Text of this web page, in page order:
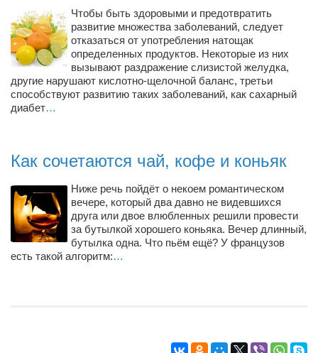
Режиссёры
Художники
Надія Белокур
Анна Гидора
Сергей Степанов
Анна Черненко
Марина Фенота
Фестиваль. Конкурс «Колибри» 2017
Чтобы быть здоровыми и предотвратить
развитие множества заболеваний, следует
отказаться от употребления натощак
определенных продуктов. Некоторые из них
вызывают раздражение слизистой желудка,
другие нарушают кислотно-щелочной баланс, третьи
способствуют развитию таких заболеваний, как сахарный
диабет…
Как сочетаются чай, кофе и коньяк
Ниже речь пойдёт о некоем романтическом
вечере, который два давно не видевшихся
друга или двое влюбленных решили провести
за бутылкой хорошего коньяка. Вечер длинный,
бутылка одна. Что пьём ещё? У французов
есть такой алгоритм:…